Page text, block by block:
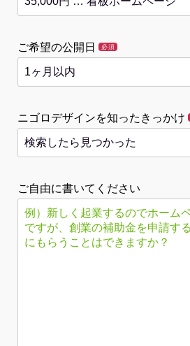
ご希望の公開日 必須
ニゴロデザインを知ったきっかけ
ご自由に書いてください